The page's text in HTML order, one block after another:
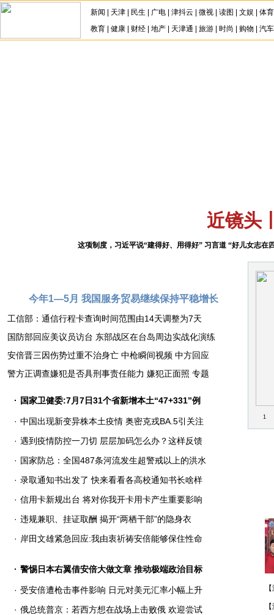
新闻 天津 民生 广电 津抖云 微视 读图 文娱
体育
教育
健康 财经 地产 天津通 旅游 时尚 购物 汽车
近镜头
这项制度，习近平说“建得好、用得好” 习言道 “好儿女志在
今年1—5月 我国服务贸易继续保持平稳增长
工信部：通信行程卡查询时间范围由14天调整为7天
国防部回应美议员访台 东部战区在台岛周边实战化演练
安倍晋三因伤势过重不治身亡 中枪瞬间视频 中方回应
警方正调查嫌犯是否具刑事责任能力 嫌犯正面照 专题
· 国家卫健委:7月7日31个省新增本土“47+331”例
· 中国出现新变异株本土疫情 奥密克戎BA.5引关注
· 遇到疫情防控一刀切 层层加码怎么办？这样反馈
· 国家防总：全国487条河流发生超警戒以上的洪水
· 录取通知书出发了 快来看看各高校通知书长啥样
· 信用卡新规出台 将对你我开卡用卡产生重要影响
· 违规兼职、挂证取酬 揭开“两栖干部”的隐身衣
· 岸田文雄紧急回应:我由衷祈祷安倍能够保住性命
· 警惕日本右翼借安倍大做文章 推动极端政治目标
· 受安倍遭枪击事件影响 日元对美元汇率小幅上升
· 俄总统普京：若西方想在战场上击败俄 欢迎尝试
1